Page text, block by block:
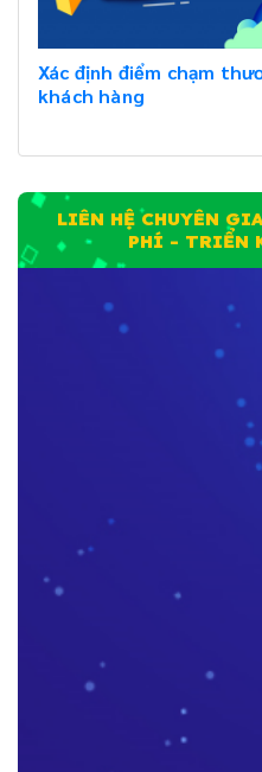
Xác định điểm chạm
khách hàng
LIÊN HỆ CHUYÊN
PHÍ - TRIỂN